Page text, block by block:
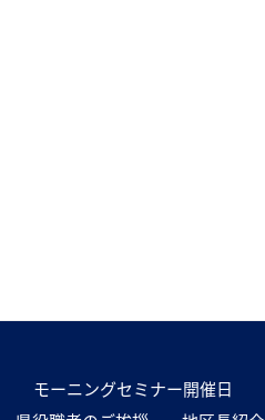
モーニングセミナー開催日